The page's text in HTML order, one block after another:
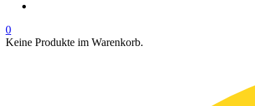
0
Keine Produkte im Warenkorb.